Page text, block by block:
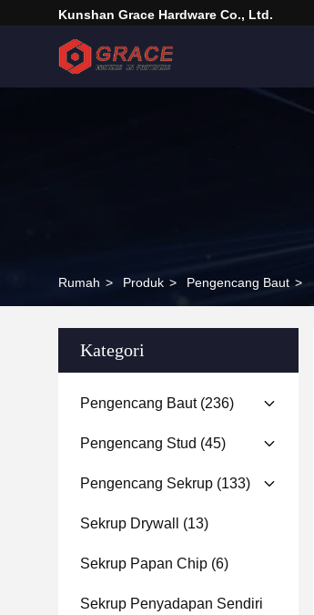
Kunshan Grace Hardware Co., Ltd.
Rumah > Produk > Pengencang Baut >
Kategori
Pengencang Baut(236)
Pengencang Stud (45)
Pengencang Sekrup (133)
Sekrup Drywall (13)
Sekrup Papan Chip (6)
Sekrup Penyadapan Sendiri